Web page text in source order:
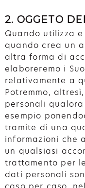
2. OGGETO
Quando utilizza
quando crea un
altra forma di
elaboreremo i
relativamente a
Potremmo,
personali
esempio
tramite di una
informazioni che
un qualsiasi
trattamento per
dati personali